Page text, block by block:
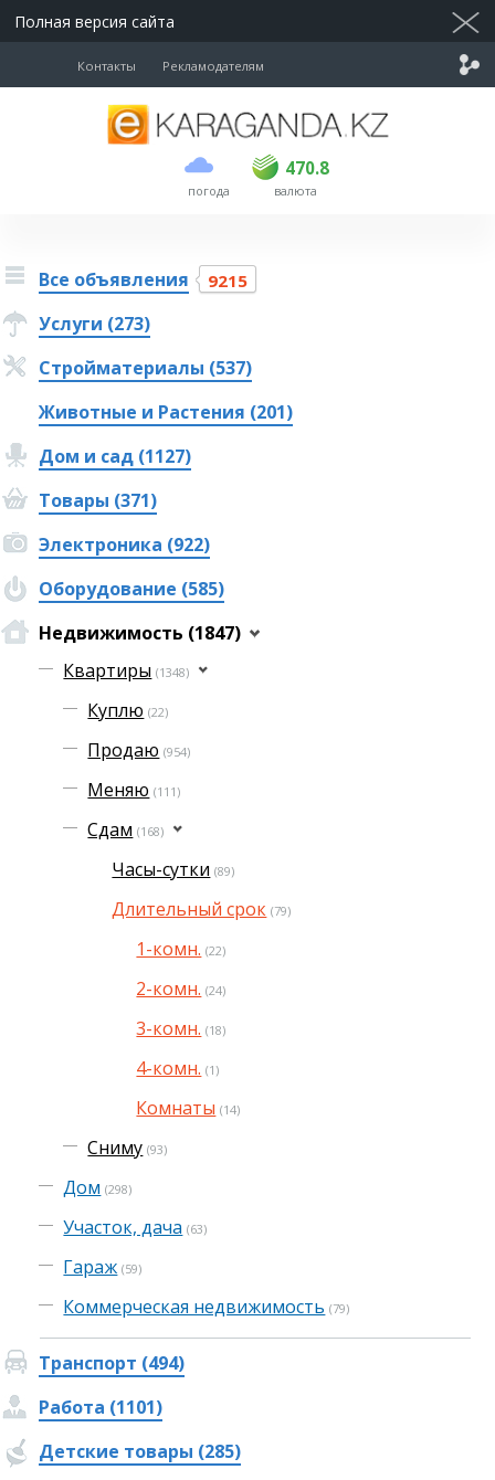
Полная версия сайта
Контакты Рекламодателям
погода
470.8
покупка продажа
USD 468.5 470.8
EUR валюта
Все объявления 9215
Услуги (273)
Стройматериалы (537)
Животные и Растения (201)
Дом и сад (1127)
Товары (371)
Электроника (922)
Оборудование (585)
Недвижимость (1847)
Квартиры (1348)
Куплю (22)
Продаю (954)
Меняю (111)
Сдам (168)
Часы-сутки (89)
Длительный срок (79)
1-комн. (22)
2-комн. (24)
3-комн. (18)
4-комн. (1)
Комнаты (14)
Сниму (93)
Дом (298)
Участок, дача (63)
Гараж (59)
Коммерческая недвижимость (79)
Транспорт (494)
Работа (1101)
Детские товары (285)